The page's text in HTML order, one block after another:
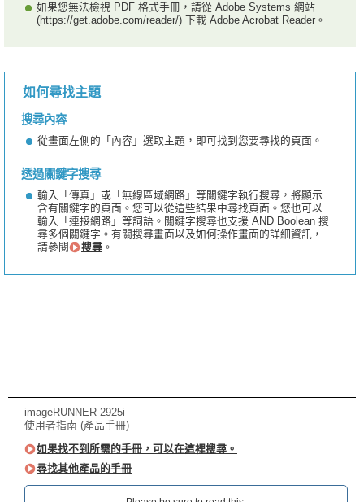
如果您無法檢視 PDF 格式手冊，請從 Adobe Systems 網站
(https://get.adobe.com/reader/) 下載 Adobe Acrobat Reader。
如何尋找主題
搜尋內容
從畫面左側的「內容」選取主題，即可找到您要尋找的頁面。
透過關鍵字搜尋
輸入「傳真」或「無線區域網路」等關鍵字執行搜尋，將顯示
含有關鍵字的頁面。您可以從這些結果中尋找頁面。您也可以
輸入「連接網路」等詞語。關鍵字搜尋也支援 AND Boolean 搜
尋多個關鍵字。有關搜尋畫面以及如何操作畫面的詳細資訊，
請參閱
搜尋 。
imageRUNNER 2925i
使用者指南 (產品手冊)
如果找不到所需的手冊，可以在這裡搜尋。
尋找其他產品的手冊